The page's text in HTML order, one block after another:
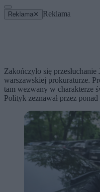
Reklama ✕ Reklama
Zakończyło się
warszawskiej prokuraturze.
tam wezwany w charakterze
Polityk zeznawał przez